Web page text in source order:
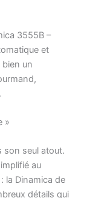
3555B –
et
un
»
son seul atout.
au
la Dinamica de
détails qui